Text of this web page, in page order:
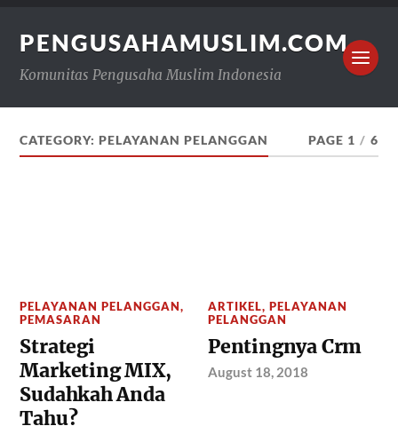
PENGUSAHAMUSLIM.COM
Komunitas Pengusaha Muslim Indonesia
CATEGORY:PELAYANAN PELANGGAN PAGE 1 / 6
PELAYANAN PELANGGAN,
PEMASARAN
Strategi
Marketing MIX,
Sudahkah Anda
Tahu?
ARTIKEL,PELAYANAN
PELANGGAN
Pentingnya Crm
August 18, 2018